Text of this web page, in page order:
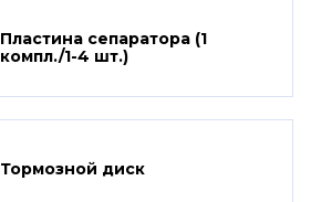
Пластина сепаратора (1
компл./1-4 шт.)
Тормозной диск